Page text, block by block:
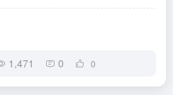
1,471 0 0